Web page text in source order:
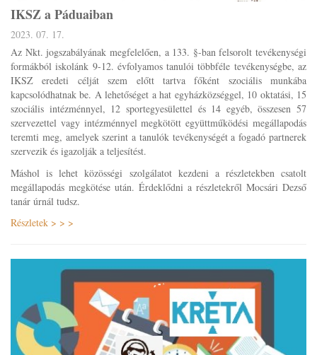
IKSZ a Páduaiban
2023. 07. 17.
Az Nkt. jogszabályának megfelelően, a 133. §-ban felsorolt tevékenységi
formákból iskolánk 9-12. évfolyamos tanulói többféle tevékenységbe, az
IKSZ eredeti célját szem előtt tartva főként szociális munkába
kapcsolódhatnak be. A lehetőséget a hat egyházközséggel, 10 oktatási, 15
szociális intézménnyel, 12 sportegyesülettel és 14 egyéb, összesen 57
szervezettel vagy intézménnyel megkötött együttműködési megállapodás
teremti meg, amelyek szerint a tanulók tevékenységét a fogadó partnerek
szervezik és igazolják a teljesítést.
Máshol is lehet közösségi szolgálatot kezdeni a részletekben csatolt
megállapodás megkötése után. Érdeklődni a részletekről Mocsári Dezső
tanár úrnál tudsz.
Részletek > > >